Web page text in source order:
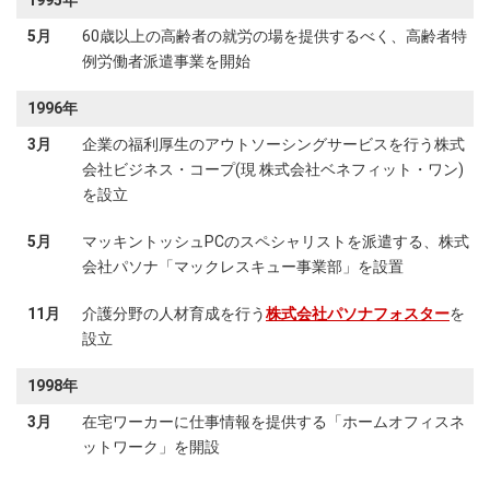
5月
60歳以上の高齢者の就労の場を提供するべく、高齢者特
例労働者派遣事業を開始
1996年
3月
企業の福利厚生のアウトソーシングサービスを行う株式
会社ビジネス・コープ(現 株式会社ベネフィット・ワン)
を設立
5月
マッキントッシュPCのスペシャリストを派遣する、株式
会社パソナ「マックレスキュー事業部」を設置
11月 介護分野の人材育成を行う株式会社パソナフォスターを
設立
1998年
3月
在宅ワーカーに仕事情報を提供する「ホームオフィスネ
ットワーク」を開設